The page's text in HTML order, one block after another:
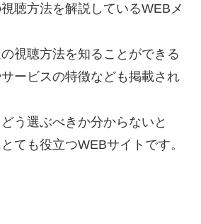
聴方法を解説しているWEBメ
視聴方法を知ることができる
ービスの特徴なども掲載され
う選ぶべきか分からないと
ても役立つWEBサイトです。